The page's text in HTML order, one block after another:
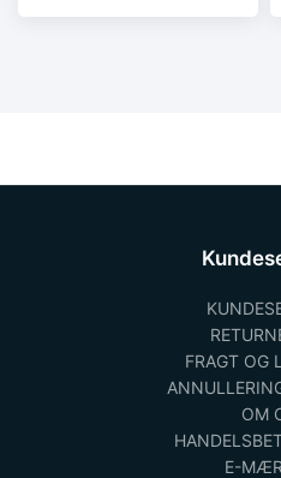
FRAGT OG
OM
E-